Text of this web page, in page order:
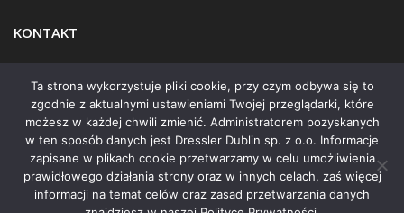
KONTAKT
Biuro: (22) 45 70 402
Mail:biuro@swiatksiazki.pl
Ta strona wykorzystuje pliki cookie, przy czym odbywa się to
zgodnie z aktualnymi ustawieniami Twojej przeglądarki, które
możesz w każdej chwili zmienić. Administratorem pozyskanych
w ten sposób danych jest Dressler Dublin sp. z o.o. Informacje
zapisane w plikach cookie przetwarzamy w celu umożliwienia
prawidłowego działania strony oraz w innych celach, zaś więcej
informacji na temat celów oraz zasad przetwarzania danych